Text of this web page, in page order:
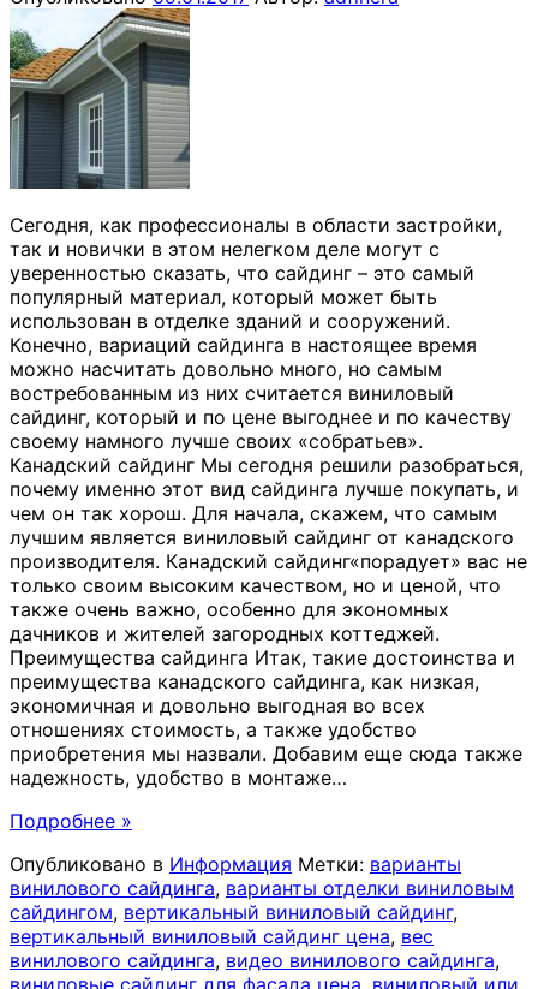
Сегодня, как профессионалы в области застройки,
так и новички в этом нелегком деле могут с
уверенностью сказать, что сайдинг – это самый
популярный материал, который может быть
использован в отделке зданий и сооружений.
Конечно, вариаций сайдинга в настоящее время
можно насчитать довольно много, но самым
востребованным из них считается виниловый
сайдинг, который и по цене выгоднее и по качеству
своему намного лучше своих «собратьев».
Канадский сайдинг Мы сегодня решили разобраться,
почему именно этот вид сайдинга лучше покупать, и
чем он так хорош. Для начала, скажем, что самым
лучшим является виниловый сайдинг от канадского
производителя. Канадский сайдинг«порадует» вас не
только своим высоким качеством, но и ценой, что
также очень важно, особенно для экономных
дачников и жителей загородных коттеджей.
Преимущества сайдинга Итак, такие достоинства и
преимущества канадского сайдинга, как низкая,
экономичная и довольно выгодная во всех
отношениях стоимость, а также удобство
приобретения мы назвали. Добавим еще сюда также
надежность, удобство в монтаже…
Подробнее »
Опубликовано в Информация Метки: варианты
винилового сайдинга, варианты отделки виниловым
сайдингом, вертикальный виниловый сайдинг,
вертикальный виниловый сайдинг цена, вес
винилового сайдинга, видео винилового сайдинга,
виниловые сайдинг для фасада цена, виниловый или